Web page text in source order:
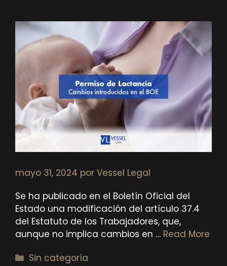
mayo 31, 2024 por Vessel Legal
Se ha publicado en el Boletín Oficial del
Estado una modificación del artículo 37.4
del Estatuto de los Trabajadores, que,
aunque no implica cambios en … Read More
Categorías
Sin categoría